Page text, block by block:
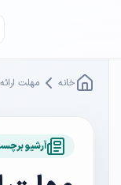
خانه مهلت
آرشیو